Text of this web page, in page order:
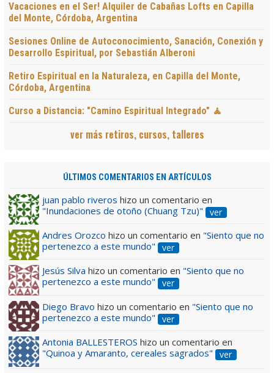
Vacaciones en el Ser! Alquiler de Cabañas Lofts en Capilla
del Monte, Córdoba, Argentina
Sesiones Online de Autoconocimiento, Sanación, Conexión y
Desarrollo Espiritual, por Sebastián Alberoni
Retiro Espiritual en la Naturaleza, en Capilla del Monte,
Córdoba, Argentina
Curso a Distancia: "Camino Espiritual Integrado" 🧘
ver más retiros, cursos, talleres
ÚLTIMOS COMENTARIOS EN ARTÍCULOS
juan pablo riveros hizo un comentario en
"Inundaciones de otoño (Chuang Tzu)"
ver
Andres Orozco hizo un comentario en "Siento que no
pertenezco a este mundo"
ver
Jesús Silva hizo un comentario en "Siento que no
pertenezco a este mundo"
ver
Diego Bravo hizo un comentario en "Siento que no
pertenezco a este mundo"
ver
Antonia BALLESTEROS hizo un comentario en
"Quinoa y Amaranto, cereales sagrados"
ver